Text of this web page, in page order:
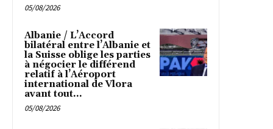
05/08/2026
Albanie / L’Accord
bilatéral entre l’Albanie et
la Suisse oblige les parties
à négocier le différend
relatif à l’Aéroport
international de Vlora
avant tout...
05/08/2026